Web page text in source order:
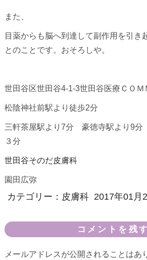
また、
目薬からも脳へ到達して副作用を引き
とのことです。おそろしや。
世田谷区世田谷4-1-3世田谷医療ＣＯ
松陰神社前駅より徒歩2分
三軒茶屋駅より7分 豪徳寺駅より9分
３分
世田谷そのだ皮膚科
園田広弥
カテゴリー： 皮膚科 2017年01月
コメントを残す
メールアドレスが公開されることはあ